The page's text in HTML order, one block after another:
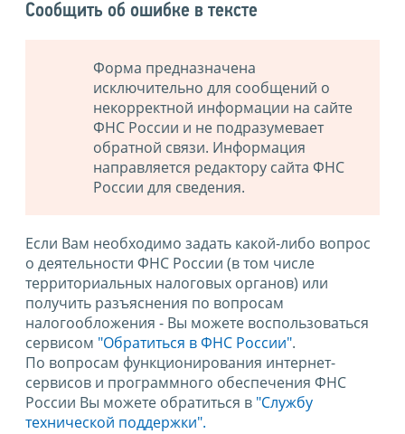
Сообщить об ошибке в тексте
Форма предназначена
исключительно для сообщений о
некорректной информации на сайте
ФНС России и не подразумевает
обратной связи. Информация
направляется редактору сайта ФНС
России для сведения.
Если Вам необходимо задать какой-либо вопрос
о деятельности ФНС России (в том числе
территориальных налоговых органов) или
получить разъяснения по вопросам
налогообложения - Вы можете воспользоваться
сервисом "Обратиться в ФНС России".
По вопросам функционирования интернет-
сервисов и программного обеспечения ФНС
России Вы можете обратиться в "Службу
технической поддержки".